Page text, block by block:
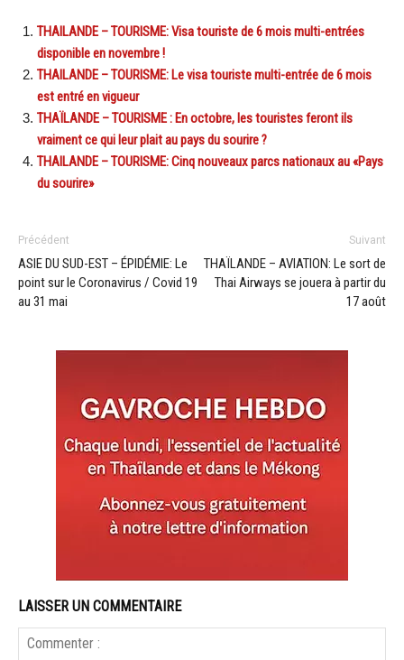
THAILANDE – TOURISME: Visa touriste de 6 mois multi-entrées
disponible en novembre !
THAILANDE – TOURISME: Le visa touriste multi-entrée de 6 mois
est entré en vigueur
THAÏLANDE – TOURISME : En octobre, les touristes feront ils
vraiment ce qui leur plait au pays du sourire ?
THAILANDE – TOURISME: Cinq nouveaux parcs nationaux au «Pays
du sourire»
Précédent
ASIE DU SUD-EST – ÉPIDÉMIE: Le
point sur le Coronavirus / Covid 19
au 31 mai
Suivant
THAÏLANDE – AVIATION: Le sort de
Thai Airways se jouera à partir du
17 août
LAISSER UN COMMENTAIRE